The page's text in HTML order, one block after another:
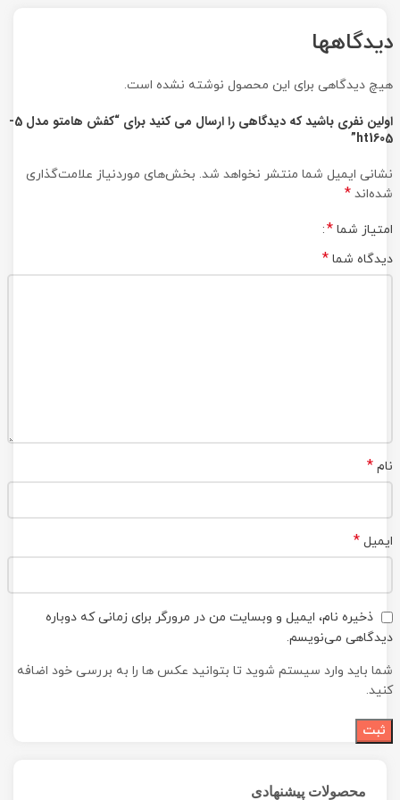
دیدگاهها
هیچ دیدگاهی برای این محصول نوشته نشده است.
اولین نفری باشید که دیدگاهی را ارسال می کنید برای “کفش هامتو مدل 5-
ht1605”
نشانی ایمیل شما منتشر نخواهد شد. بخش‌های موردنیاز علامت‌گذاری
شده‌اند *
امتیاز شما *
دیدگاه شما *
نام *
ایمیل *
ذخیره نام، ایمیل و وبسایت من در مرورگر برای زمانی که دوباره
دیدگاهی می‌نویسم.
شما باید وارد سیستم شوید تا بتوانید عکس ها را به بررسی خود اضافه
کنید.
محصولات پیشنهادی